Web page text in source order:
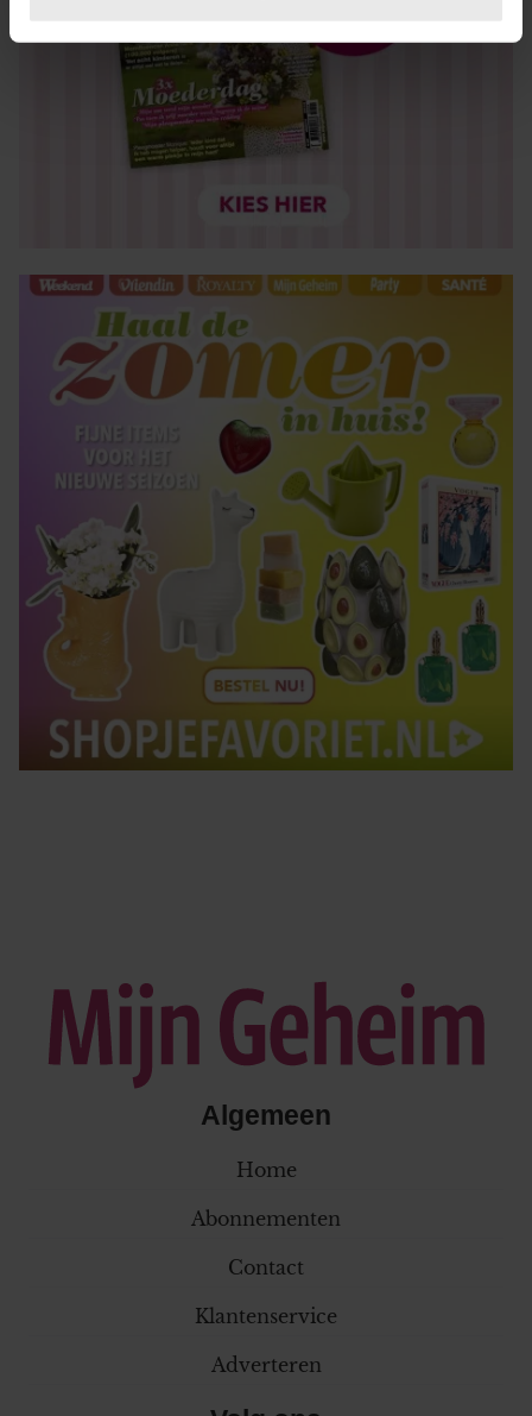
intrekken in de Cookieverklaring.
We gebruiken cookies om content en advertenties te
personaliseren, om functies voor social media te bieden
en om ons websiteverkeer te analyseren. Ook delen we
partners voor social media, adverteren en analyse. Deze
verzameld op basis van uw gebruik van hun services. U
gaat akkoord met onze cookies als u onze website blijft
gebruiken.
Algemeen
Home
Abonnementen
Contact
Klantenservice
Adverteren